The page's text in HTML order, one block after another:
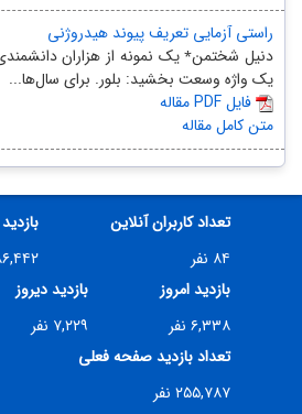
راستی آزمایی تعریف پیوند هیدروژنی
دنیل شختمن٭ یک نمونه از هزاران
یک واژه وسعت بخشید: بلور. برای سال‌ها...
مقاله PDF فایل
متن کامل مقاله
تعداد کاربران آنلاین
۸۴ نفر
بازدید امروز
۶,۳۳۸ نفر
بازدید دیروز
۷,۲۲۹ نفر
تعداد بازدید صفحه فعلی
۲۵۵,۷۸۷ نفر